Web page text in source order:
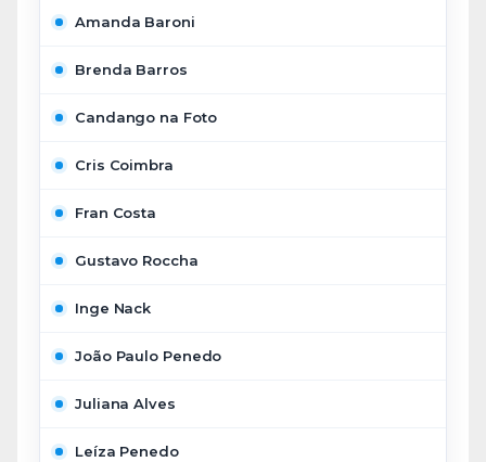
Amanda Baroni
Brenda Barros
Candango na Foto
Cris Coimbra
Fran Costa
Gustavo Roccha
Inge Nack
João Paulo Penedo
Juliana Alves
Leíza Penedo